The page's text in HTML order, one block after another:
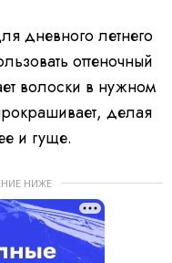
дневного летнего
оттеночный
волоски в нужном
делая
и гуще.
НИЖЕ